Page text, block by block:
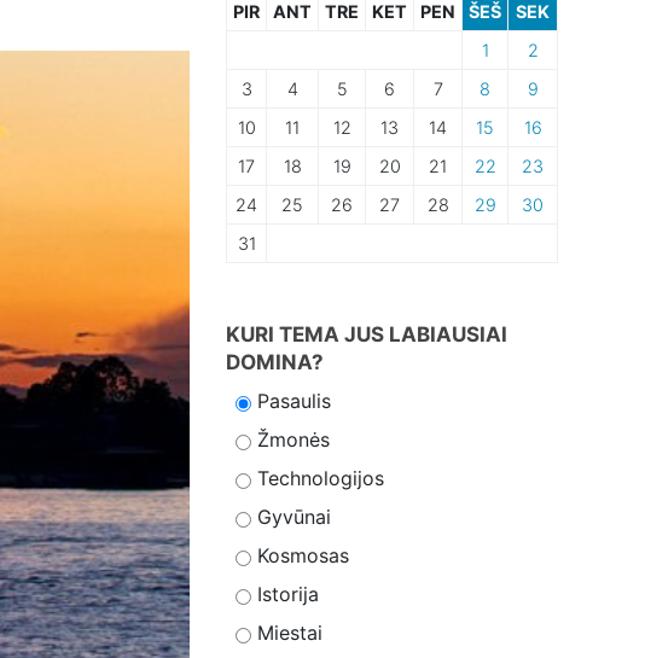
PIR ANT TRE KET PEN ŠEŠ
SEK
1
2
3
4 5 6 7 8
9
10
11 12 13 14 15
16
17
18 19 20 21 22
23
24
25 26 27 28 29
30
31
KURI TEMA JUS LABIAUSIAI
DOMINA?
Pasaulis
Žmonės
Technologijos
Gyvūnai
Kosmosas
Istorija
Miestai